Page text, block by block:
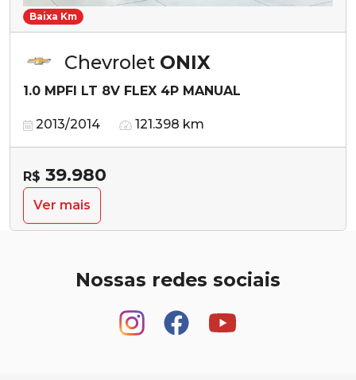
Baixa Km
Chevrolet ONIX
1.0 MPFI LT 8V FLEX 4P MANUAL
2013/2014 121.398 km
R$ 39.980
Ver mais
Nossas redes sociais